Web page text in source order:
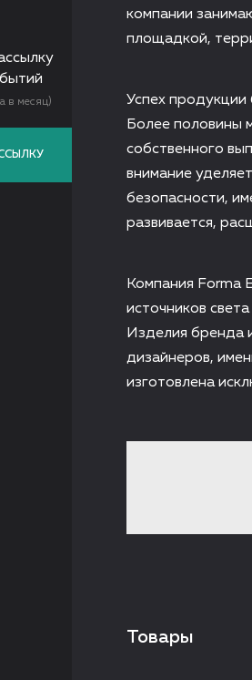
в месяц)
компании
площадкой,
Успех
Более половины
собственного
внимание
безопасности,
развивается,
Компания Forma
источников
Изделия бренда
дизайнеров,
изготовлена
Товары